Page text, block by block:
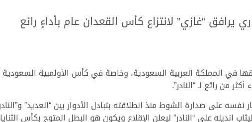
يرافق “غازي” لانتزاع كأس القعدان عام بأداءٍ رائع
من رائع لـ “النادر”.
على صدارة الشوط منذ انطلاقته بتبادل الأدوار بين “العديد”